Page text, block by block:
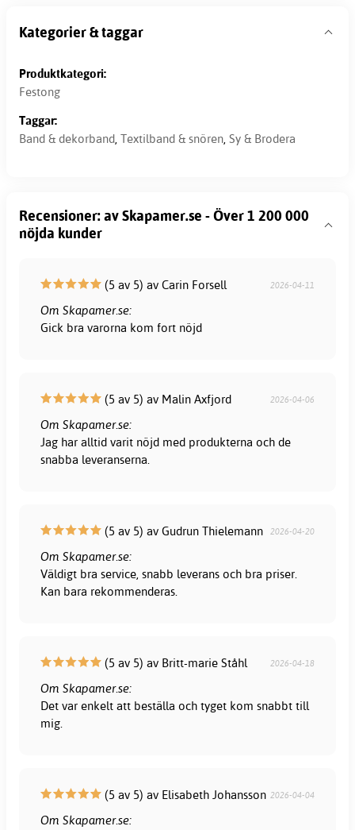
Kategorier & taggar
Produktkategori:
Festong
Taggar:
Band & dekorband, Textilband & snören, Sy & Brodera
Recensioner: av Skapamer.se - Över 1 200 000
nöjda kunder
(5 av 5) av Carin Forsell 2026-04-11
Om Skapamer.se:
Gick bra varorna kom fort nöjd
(5 av 5) av Malin Axfjord 2026-04-06
Om Skapamer.se:
Jag har alltid varit nöjd med produkterna och de
snabba leveranserna.
(5 av 5) av Gudrun Thielemann 2026-04-20
Om Skapamer.se:
Väldigt bra service, snabb leverans och bra priser.
Kan bara rekommenderas.
(5 av 5) av Britt-marie Ståhl 2026-04-18
Om Skapamer.se:
Det var enkelt att beställa och tyget kom snabbt till
mig.
(5 av 5) av Elisabeth Johansson 2026-04-04
Om Skapamer.se: